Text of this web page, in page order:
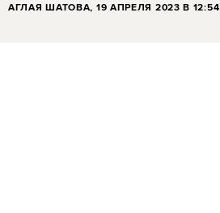
АГЛАЯ ШАТОВА, 19 АПРЕЛЯ 2023 В 12:54